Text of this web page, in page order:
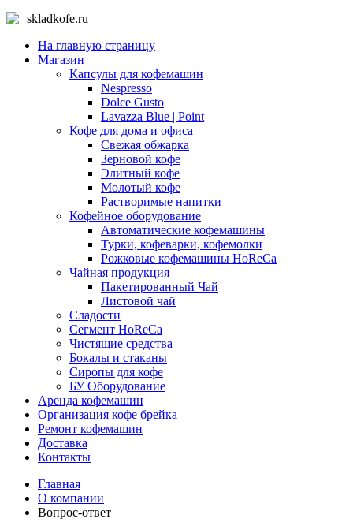
skladkofe.ru
На главную страницу
Магазин
Капсулы для кофемашин
Nespresso
Dolce Gusto
Lavazza Blue | Point
Кофе для дома и офиса
Свежая обжарка
Зерновой кофе
Элитный кофе
Молотый кофе
Растворимые напитки
Кофейное оборудование
Автоматические кофемашины
Турки, кофеварки, кофемолки
Рожковые кофемашины HoReCa
Чайная продукция
Пакетированный Чай
Листовой чай
Сладости
Сегмент HoReCa
Чистящие средства
Бокалы и стаканы
Сиропы для кофе
БУ Оборудование
Аренда кофемашин
Организация кофе брейка
Ремонт кофемашин
Доставка
Контакты
Главная
О компании
Вопрос-ответ